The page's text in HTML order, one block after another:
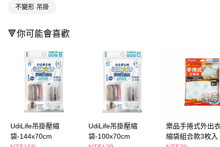
３．安心：先確認商品／服務後，再付款。
１．於結帳方式選擇「AFTEE先享後付」後，將跳轉至「AFTEE先享後付」
２．訂單成立數日內，您將收到繳費通知簡訊。
３．收到繳費通知簡訊後14天內，點擊此簡訊中的連結，可透過四大超商／
ATM／網路銀行／等多元方式進行付款，方視為交易完成。
※ 請注意：結帳手續完成當下不需立刻繳費，但若您需要取消訂單，請聯絡
購買商品的店家。未經商家同意取消之訂單仍視為有效，需透過AFTEE先享
後付繳納相關費用。
※ 交易是否成功請以「AFTEE先享後付 」之結帳頁面顯示為準，若有關於
是否繳費成功／繳費後需取消欲退款等相關疑問，請聯繫「AFTEE先享後付
客戶支援中心」 https://netprotections.freshdesk.com/support/home
【注意事項】
全家取貨付款
每筆NT$65，滿NT$390(含以上)免運費
萊爾富取貨付款
每筆NT$65，滿NT$490(含以上)免運費
付款後萊爾富取貨
7-11取貨付款
不變形 吊掛
🔻你可能會喜歡
UdiLife吊掛壓縮
袋-144x70cm
UdiLife吊掛壓縮
袋-100x70cm
樂品手捲式外出
縮袋組合款3枚入